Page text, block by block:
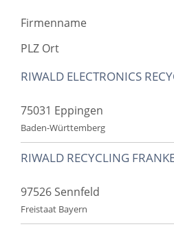
Firmenname
PLZ Ort
RIWALD ELECTRONICS
75031 Eppingen
Baden-Württemberg
RIWALD RECYCLING
97526 Sennfeld
Freistaat Bayern